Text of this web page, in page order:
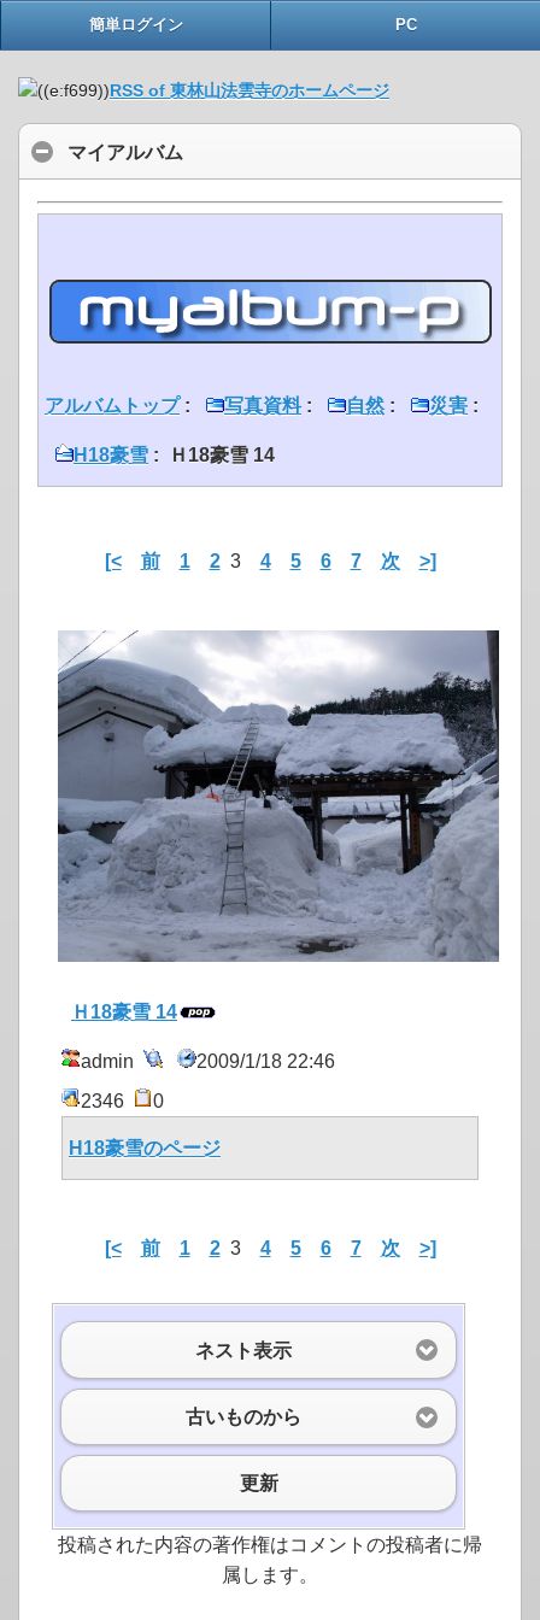
簡単ログイン PC
RSS of 東林山法雲寺のホームページ
マイアルバム
アルバムトップ: 写真資料: 自然: 災害 :
H18豪雪 : Ｈ18豪雪 14
[< 前 1 23 4 5 6 7 次 >]
Ｈ18豪雪 14
admin
2009/1/18 22:46
2346
0
H18豪雪のページ
[< 前 1 23 4 5 6 7 次 >]
ネスト表示
古いものから
更新
投稿された内容の著作権はコメントの投稿者に帰
属します。